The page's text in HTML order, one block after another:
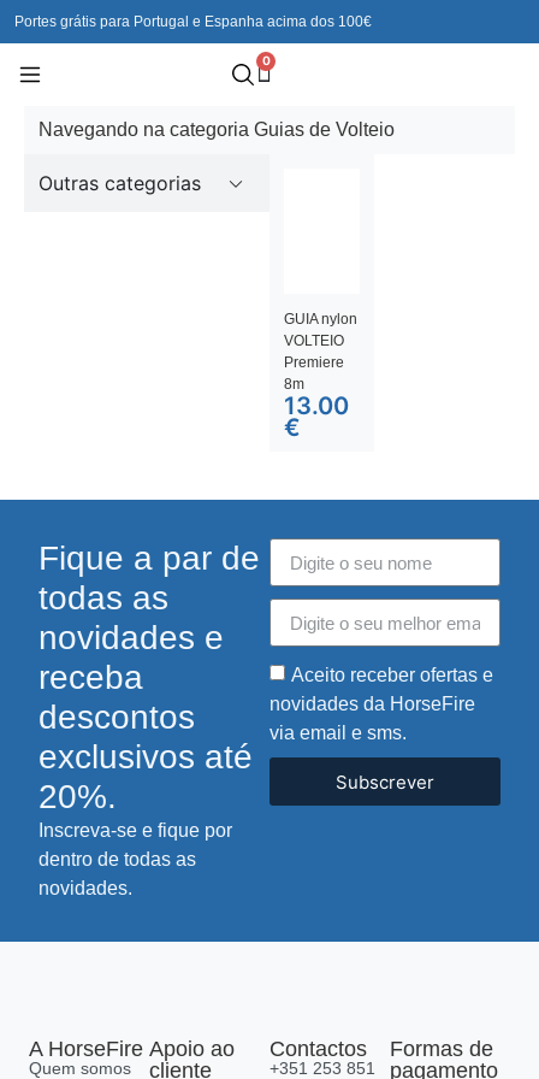
Portes grátis para Portugal e Espanha acima dos 100€
0
Navegando na categoria Guias de Volteio
Outras categorias
GUIA nylon
VOLTEIO
Premiere
8m
13.00
€
Fique a par de
todas as
novidades e
receba
descontos
exclusivos até
20%.
Inscreva-se e fique por
dentro de todas as
novidades.
Aceito receber ofertas e
novidades da HorseFire
via email e sms.
Subscrever
A HorseFire
Quem somos
Apoio ao
cliente
Contactos
+351 253 851
Formas de
pagamento